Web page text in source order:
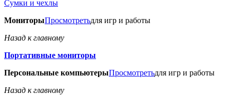
Сумки и чехлы
МониторыПросмотретьдля игр и работы
Назад к главному
Портативные мониторы
Персональные компьютерыПросмотретьдля игр и работы
Назад к главному